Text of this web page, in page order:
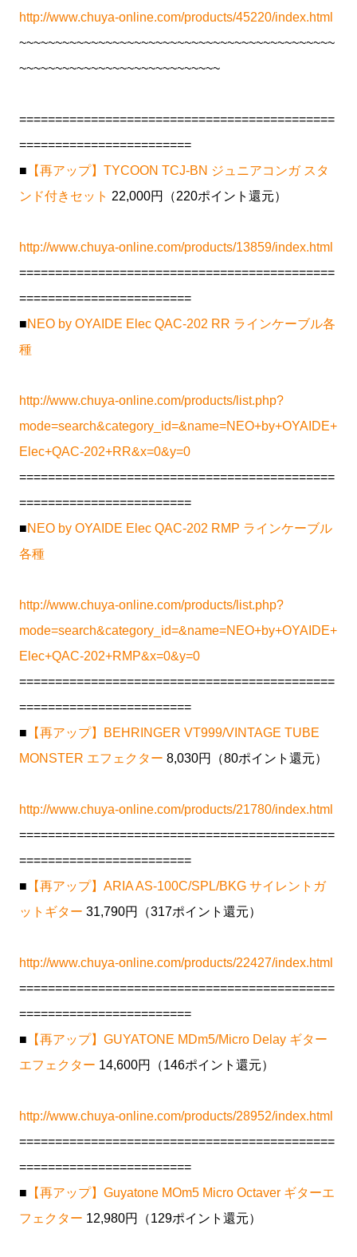
http://www.chuya-online.com/products/45220/index.html
~~~~~~~~~~~~~~~~~~~~~~~~~~~~~~~~~~~~~~~~~~~~
~~~~~~~~~~~~~~~~~~~~~~~~~~~~
============================================
========================
■ 【再アップ】TYCOON TCJ-BN ジュニアコンガ スタ
ンド付きセット 22,000円（220ポイント還元）
http://www.chuya-online.com/products/13859/index.html
============================================
========================
■NEO by OYAIDE Elec QAC-202 RR ラインケーブル各
種
http://www.chuya-online.com/products/list.php?
mode=search&category_id=&name=NEO+by+OYAIDE+
Elec+QAC-202+RR&x=0&y=0
============================================
========================
■NEO by OYAIDE Elec QAC-202 RMP ラインケーブル
各種
http://www.chuya-online.com/products/list.php?
mode=search&category_id=&name=NEO+by+OYAIDE+
Elec+QAC-202+RMP&x=0&y=0
============================================
========================
■ 【再アップ】BEHRINGER VT999/VINTAGE TUBE
MONSTER エフェクター 8,030円（80ポイント還元）
http://www.chuya-online.com/products/21780/index.html
============================================
========================
■ 【再アップ】ARIA AS-100C/SPL/BKG サイレントガ
ットギター 31,790円（317ポイント還元）
http://www.chuya-online.com/products/22427/index.html
============================================
========================
■ 【再アップ】GUYATONE MDm5/Micro Delay ギター
エフェクター 14,600円（146ポイント還元）
http://www.chuya-online.com/products/28952/index.html
============================================
========================
■ 【再アップ】Guyatone MOm5 Micro Octaver ギターエ
フェクター 12,980円（129ポイント還元）